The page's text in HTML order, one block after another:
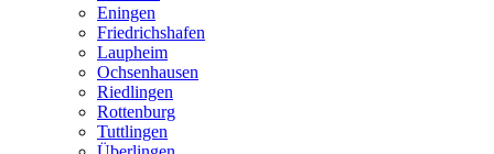
Eningen
Friedrichshafen
Laupheim
Ochsenhausen
Riedlingen
Rottenburg
Tuttlingen